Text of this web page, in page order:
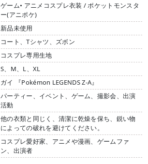
ゲーム• アニメコスプレ衣装 / ポケットモンスタ
ー(アニポケ)
新品未使用
コート、Tシャツ、ズボン
コスプレ専用生地
S、M、L、XL
ガイ 『Pokémon LEGENDS Z-A』
パーティー、イベント、ゲーム、撮影会、出演
活動
他の衣類と同じく、清潔に乾燥を保ち、鋭い物
によっての破れを避けてください。
コスプレ愛好家、アニメや漫画、ゲームファ
ン、出演者